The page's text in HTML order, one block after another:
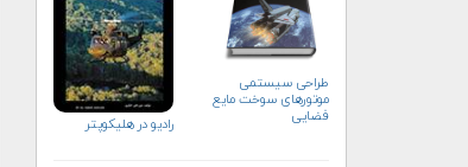
طراحی سیستمی
موتورهای سوخت مایع
فضایی
راديو در هليكوپتر